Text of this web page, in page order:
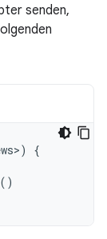
senden,
)
{
()